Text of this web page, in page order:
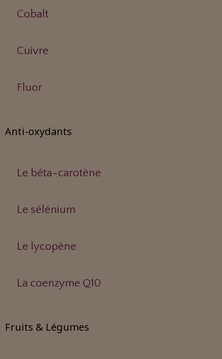
Cobalt
Cuivre
Fluor
Anti-oxydants
Le béta-carotène
Le sélénium
Le lycopène
La coenzyme Q10
Fruits & Légumes